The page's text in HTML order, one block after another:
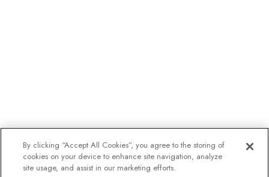
By clicking “Accept All Cookies”, you agree to the storing of
cookies on your device to enhance site navigation, analyze
site usage, and assist in our marketing efforts.